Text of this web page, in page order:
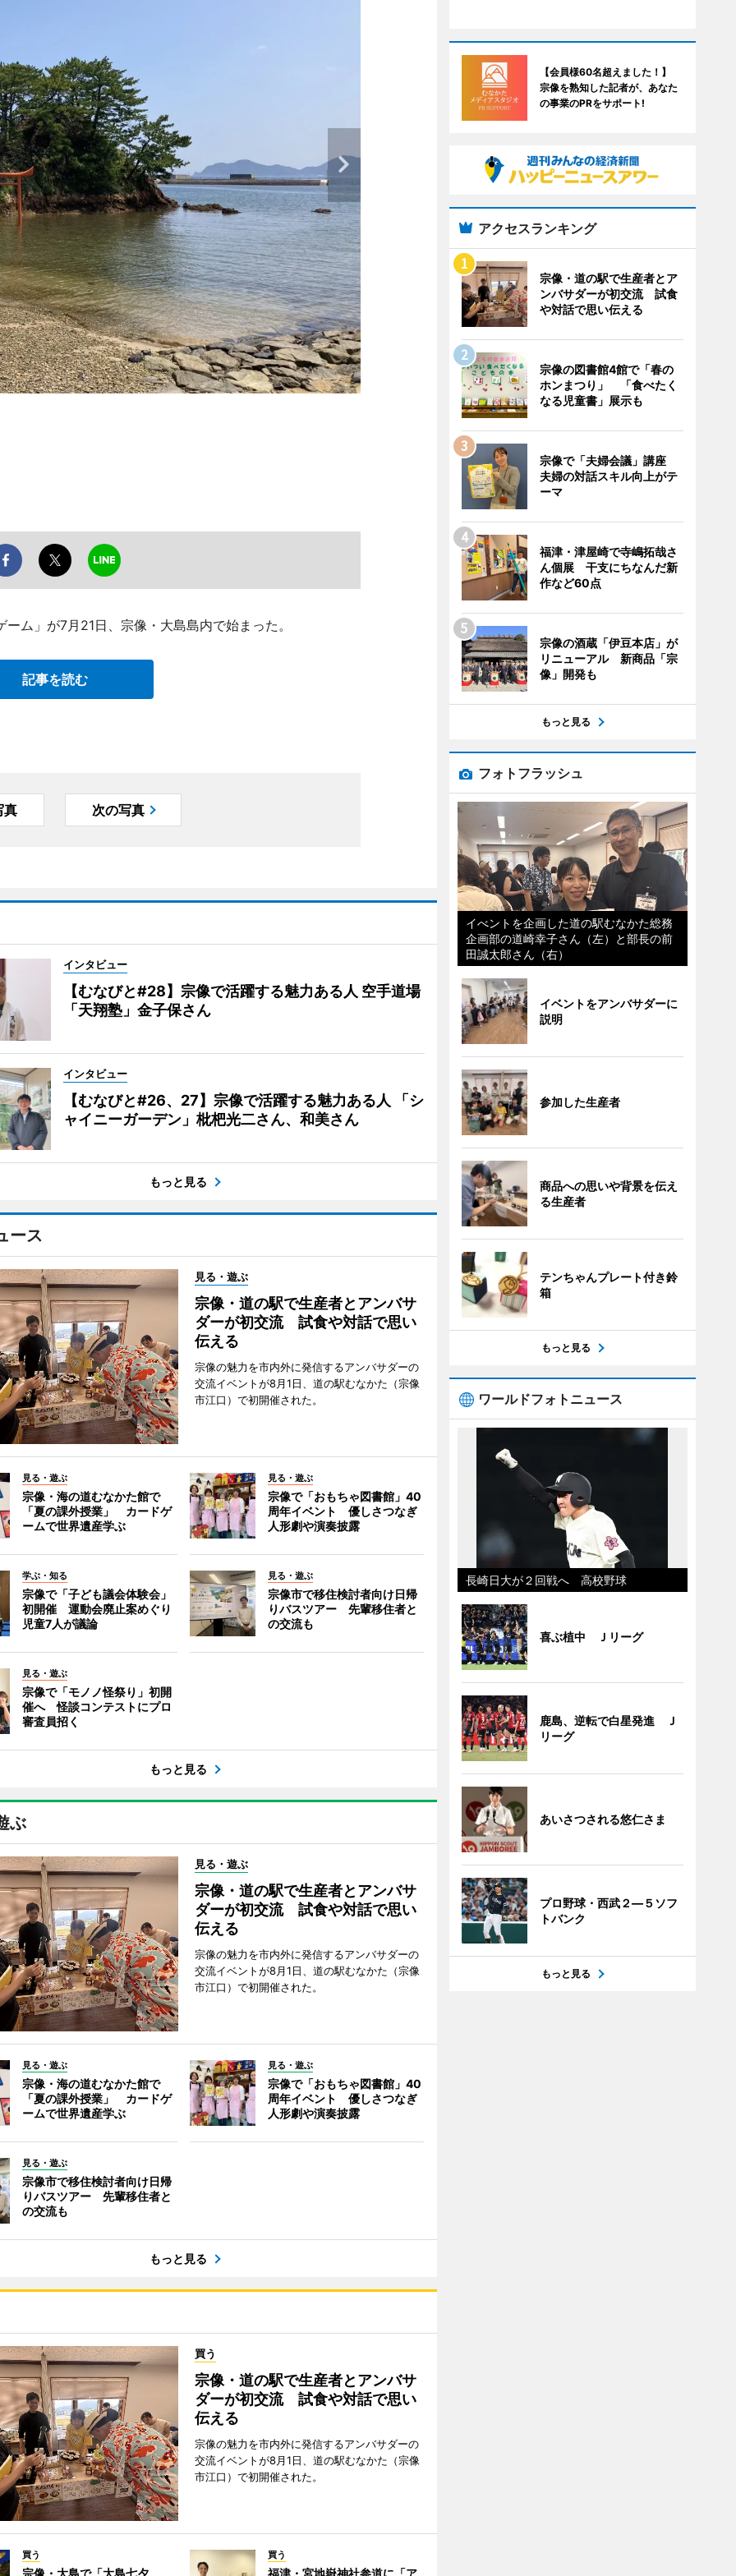
ム」が7月21日、宗像・大島島内で始まった。
記事を読む
真 次の写真
インタビュー
【むなびと#28】宗像で活躍する魅力ある人 空手道場
「天翔塾」金子保さん
インタビュー
【むなびと#26、27】宗像で活躍する魅力ある人 「シ
ャイニーガーデン」枇杷光二さん、和美さん
もっと見る
ース
見る・遊ぶ
宗像・道の駅で生産者とアンバサ
ダーが初交流 試食や対話で思い
伝える
宗像の魅力を市内外に発信するアンバサダーの
交流イベントが8月1日、道の駅むなかた（宗像
市江口）で初開催された。
見る・遊ぶ
宗像・海の道むなかた館で
「夏の課外授業」 カードゲ
ームで世界遺産学ぶ
見る・遊ぶ
宗像で「おもちゃ図書館」40
周年イベント 優しさつなぎ
人形劇や演奏披露
学ぶ・知る
宗像で「子ども議会体験会」
初開催 運動会廃止案めぐり
児童7人が議論
見る・遊ぶ
宗像市で移住検討者向け日帰
りバスツアー 先輩移住者と
の交流も
見る・遊ぶ
宗像で「モノノ怪祭り」初開
催へ 怪談コンテストにプロ
審査員招く
もっと見る
ぶ
見る・遊ぶ
宗像・道の駅で生産者とアンバサ
ダーが初交流 試食や対話で思い
伝える
宗像の魅力を市内外に発信するアンバサダーの
交流イベントが8月1日、道の駅むなかた（宗像
市江口）で初開催された。
見る・遊ぶ
宗像・海の道むなかた館で
「夏の課外授業」 カードゲ
ームで世界遺産学ぶ
見る・遊ぶ
宗像で「おもちゃ図書館」40
周年イベント 優しさつなぎ
人形劇や演奏披露
見る・遊ぶ
宗像市で移住検討者向け日帰
りバスツアー 先輩移住者と
の交流も
もっと見る
買う
宗像・道の駅で生産者とアンバサ
ダーが初交流 試食や対話で思い
伝える
宗像の魅力を市内外に発信するアンバサダーの
交流イベントが8月1日、道の駅むなかた（宗像
市江口）で初開催された。
買う 買う
【会員様60名超えました！】
宗像を熟知した記者が、あなた
の事業のPRをサポート!
アクセスランキング
宗像・道の駅で生産者とア
ンバサダーが初交流 試食
や対話で思い伝える
宗像の図書館4館で「春の
ホンまつり」 「食べたく
なる児童書」展示も
宗像で「夫婦会議」講座
夫婦の対話スキル向上がテ
ーマ
福津・津屋崎で寺嶋拓哉さ
ん個展 干支にちなんだ新
作など60点
宗像の酒蔵「伊豆本店」が
リニューアル 新商品「宗
像」開発も
もっと見る
フォトフラッシュ
イべントを企画した道の駅むなかた総務
企画部の道崎幸子さん（左）と部長の前
田誠太郎さん（右）
イベントをアンバサダーに
説明
参加した生産者
商品への思いや背景を伝え
る生産者
テンちゃんプレート付き鈴
箱
もっと見る
ワールドフォトニュース
長崎日大が２回戦へ 高校野球
喜ぶ植中 Ｊリーグ
鹿島、逆転で白星発進 Ｊ
リーグ
あいさつされる悠仁さま
プロ野球・西武２―５ソフ
トバンク
もっと見る